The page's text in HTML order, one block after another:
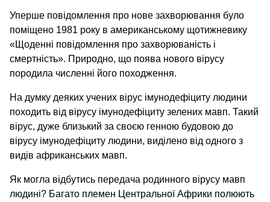
Уперше повідомлення про нове захворювання було
поміщено 1981 року в американському щотижневику
«Щоденні повідомлення про захворюваність і
смертність». Природно, що поява нового вірусу
породила численні його походження.
На думку деяких учених вірус імунодефіциту людини
походить від вірусу імунодефіциту зелених мавп. Такий
вірус, дуже близький за своєю генною будовою до
вірусу імунодефіциту людини, виділено від одного з
видів африканських мавп.
Як могла відбутись передача родинного вірусу мавп
людині? Багато племен Центральної Африки полюють